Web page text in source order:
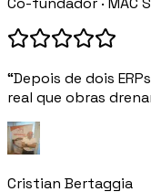
“Depois de dois
real que obras
Cristian Bertaggia